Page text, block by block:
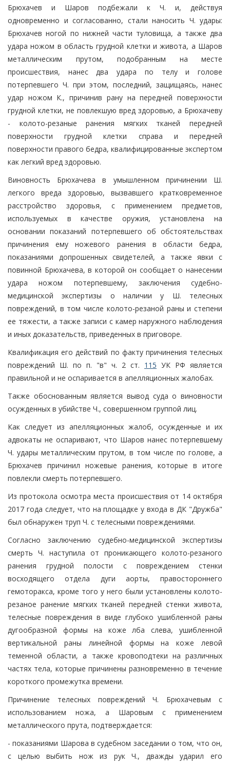
Брюхачев и Шаров подбежали к Ч. и, действуя
одновременно и согласованно, стали наносить Ч. удары:
Брюхачев ногой по нижней части туловища, а также два
удара ножом в область грудной клетки и живота, а Шаров
металлическим прутом, подобранным на месте
происшествия, нанес два удара по телу и голове
потерпевшего Ч. при этом, последний, защищаясь, нанес
удар ножом К., причинив рану на передней поверхности
грудной клетки, не повлекшую вред здоровью, а Брюхачеву
- колото-резаные ранения мягких тканей передней
поверхности грудной клетки справа и передней
поверхности правого бедра, квалифицированные экспертом
как легкий вред здоровью.
Виновность Брюхачева в умышленном причинении Ш.
легкого вреда здоровью, вызвавшего кратковременное
расстройство здоровья, с применением предметов,
используемых в качестве оружия, установлена на
основании показаний потерпевшего об обстоятельствах
причинения ему ножевого ранения в области бедра,
показаниями допрошенных свидетелей, а также явки с
повинной Брюхачева, в которой он сообщает о нанесении
удара ножом потерпевшему, заключения судебно-
медицинской экспертизы о наличии у Ш. телесных
повреждений, в том числе колото-резаной раны и степени
ее тяжести, а также записи с камер наружного наблюдения
и иных доказательств, приведенных в приговоре.
Квалификация его действий по факту причинения телесных
повреждений Ш. по п. "в" ч. 2 ст. 115 УК РФ является
правильной и не оспаривается в апелляционных жалобах.
Также обоснованным является вывод суда о виновности
осужденных в убийстве Ч., совершенном группой лиц.
Как следует из апелляционных жалоб, осужденные и их
адвокаты не оспаривают, что Шаров нанес потерпевшему
Ч. удары металлическим прутом, в том числе по голове, а
Брюхачев причинил ножевые ранения, которые в итоге
повлекли смерть потерпевшего.
Из протокола осмотра места происшествия от 14 октября
2017 года следует, что на площадке у входа в ДК "Дружба"
был обнаружен труп Ч. с телесными повреждениями.
Согласно заключению судебно-медицинской экспертизы
смерть Ч. наступила от проникающего колото-резаного
ранения грудной полости с повреждением стенки
восходящего отдела дуги аорты, правостороннего
гемоторакса, кроме того у него были установлены колото-
резаное ранение мягких тканей передней стенки живота,
телесные повреждения в виде глубоко ушибленной раны
дугообразной формы на коже лба слева, ушибленной
вертикальной раны линейной формы на коже левой
теменной области, а также кровоподтеки на различных
частях тела, которые причинены разновременно в течение
короткого промежутка времени.
Причинение телесных повреждений Ч. Брюхачевым с
использованием ножа, а Шаровым с применением
металлического прута, подтверждается:
- показаниями Шарова в судебном заседании о том, что он,
с целью выбить нож из рук Ч., дважды ударил его